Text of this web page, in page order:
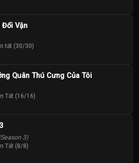
Đổi Vận
tất (30/30)
Quân Thú Cưng Của Tôi
Tất (16/16)
3)
Tất (8/8)